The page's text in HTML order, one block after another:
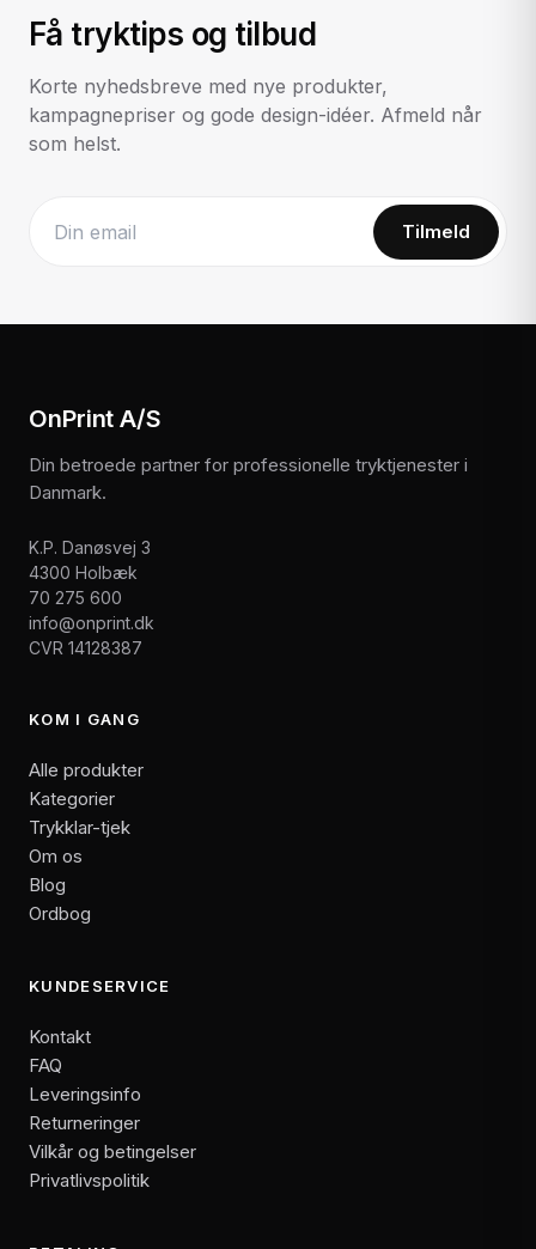
Få tryktips og tilbud
Korte nyhedsbreve med nye produkter,
kampagnepriser og gode design-idéer. Afmeld når
som helst.
Tilmeld
OnPrint A/S
Din betroede partner for professionelle tryktjenester i
Danmark.
K.P. Danøsvej 3
4300 Holbæk
70 275 600
info@onprint.dk
CVR 14128387
KOM I GANG
Alle produkter
Kategorier
Trykklar-tjek
Om os
Blog
Ordbog
KUNDESERVICE
Kontakt
FAQ
Leveringsinfo
Returneringer
Vilkår og betingelser
Privatlivspolitik